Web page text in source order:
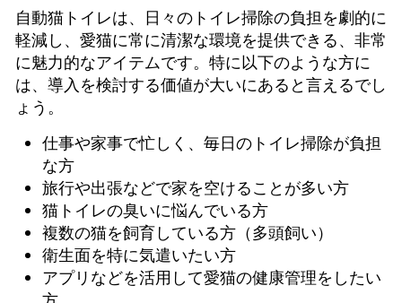
自動猫トイレは、日々のトイレ掃除の負担を劇的に
軽減し、愛猫に常に清潔な環境を提供できる、非常
に魅力的なアイテムです。特に以下のような方に
は、導入を検討する価値が大いにあると言えるでし
ょう。
仕事や家事で忙しく、毎日のトイレ掃除が負担
な方
旅行や出張などで家を空けることが多い方
猫トイレの臭いに悩んでいる方
複数の猫を飼育している方（多頭飼い）
衛生面を特に気遣いたい方
アプリなどを活用して愛猫の健康管理をしたい